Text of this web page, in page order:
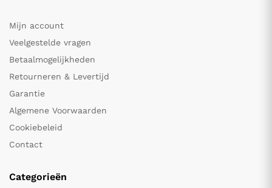
Mijn account
Veelgestelde vragen
Betaalmogelijkheden
Retourneren & Levertijd
Garantie
Algemene Voorwaarden
Cookiebeleid
Contact
Categorieën